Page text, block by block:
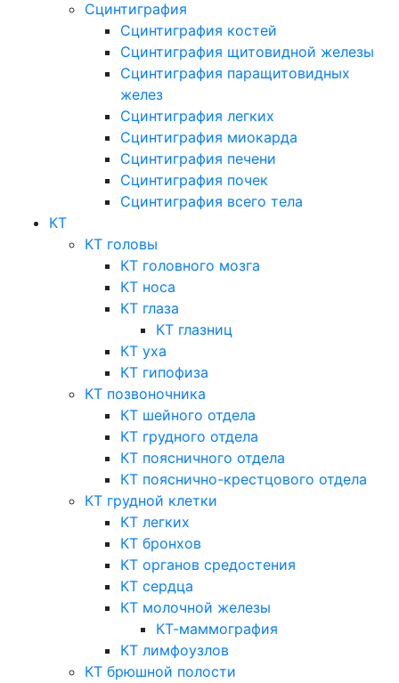
Сцинтиграфия
Сцинтиграфия костей
Сцинтиграфия щитовидной железы
Сцинтиграфия паращитовидных
желез
Сцинтиграфия легких
Сцинтиграфия миокарда
Сцинтиграфия печени
Сцинтиграфия почек
Сцинтиграфия всего тела
КТ
КТ головы
КТ головного мозга
КТ носа
КТ глаза
КТ глазниц
КТ уха
КТ гипофиза
КТ позвоночника
КТ шейного отдела
КТ грудного отдела
КТ поясничного отдела
КТ пояснично-крестцового отдела
КТ грудной клетки
КТ легких
КТ бронхов
КТ органов средостения
КТ сердца
КТ молочной железы
КТ-маммография
КТ лимфоузлов
КТ брюшной полости